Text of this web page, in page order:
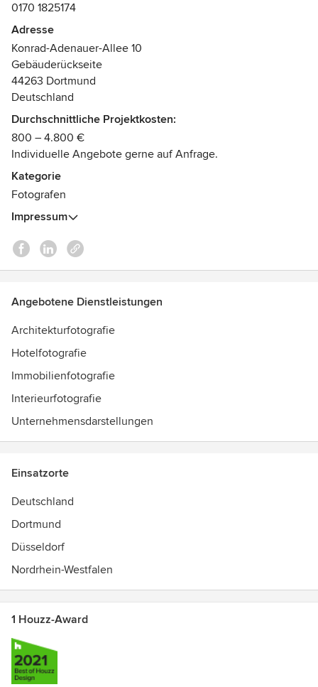
Best of Houzz Design 2021
0170 1825174
Adresse
Konrad-Adenauer-Allee 10
Gebäuderückseite
44263 Dortmund
Deutschland
Durchschnittliche Projektkosten:
800 – 4.800 €
Individuelle Angebote gerne auf Anfrage.
Kategorie
Fotografen
Impressum
Angebotene Dienstleistungen
Architekturfotografie
Hotelfotografie
Immobilienfotografie
Interieurfotografie
Unternehmensdarstellungen
Einsatzorte
Deutschland
Dortmund
Düsseldorf
Nordrhein-Westfalen
1 Houzz-Award